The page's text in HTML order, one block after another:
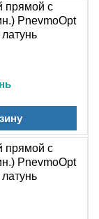
а доставка
в
PnevmoOpt
решение для
РФ. Оформите
прямой с
PnevmoOpt
прямой с
PnevmoOpt